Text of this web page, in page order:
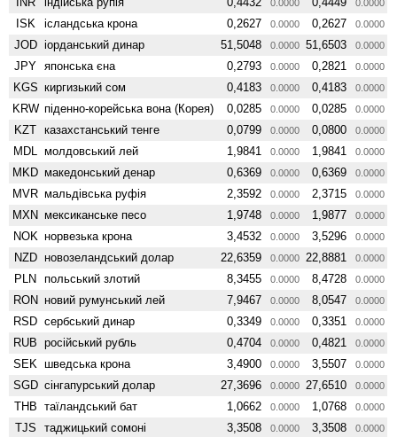
0.0000 0.0000
ISK ісландська крона 0,2627 0.0000 0,2627 0.0000
JOD іорданський динар 51,5048 0.0000 51,6503 0.0000
JPY японська єна 0,2793 0.0000 0,2821 0.0000
KGS киргизький сом 0,4183 0.0000 0,4183 0.0000
KRW піденно-корейська вона (Корея) 0,0285 0.0000 0,0285 0.0000
KZT казахстанський тенге 0,0799 0.0000 0,0800 0.0000
MDL молдовський лей 1,9841 0.0000 1,9841 0.0000
MKD македонський денар 0,6369 0.0000 0,6369 0.0000
MVR мальдівська руфія 2,3592 0.0000 2,3715 0.0000
MXN мексиканське песо 1,9748 0.0000 1,9877 0.0000
NOK норвезька крона 3,4532 0.0000 3,5296 0.0000
NZD ново­зеландський долар 22,6359 0.0000 22,8881 0.0000
PLN польський злотий 8,3455 0.0000 8,4728 0.0000
RON новий румунський лей 7,9467 0.0000 8,0547 0.0000
RSD сербський динар 0,3349 0.0000 0,3351 0.0000
RUB російський рубль 0,4704 0.0000 0,4821 0.0000
SEK шведська крона 3,4900 0.0000 3,5507 0.0000
SGD сінгапурський долар 27,3696 0.0000 27,6510 0.0000
THB таїландський бат 1,0662 0.0000 1,0768 0.0000
TJS таджицький сомоні 3,3508 0.0000 3,3508 0.0000